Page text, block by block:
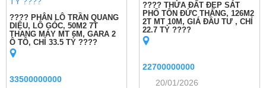
???? PHÂN LÔ TRẦN QUANG
DIỆU, LÔ GÓC, 50M2 7T
THANG MÁY MT 6M, GARA 2
Ô TÔ, CHỈ 33.5 TỶ ????
33500000000
???? THỬA ĐẤT ĐẸP SÁT
PHỐ TÔN ĐỨC THẮNG, 126M2
2T MT 10M, GIÁ ĐẦU TƯ , CHỈ
22.7 TỶ ????
22700000000
20/01/2026